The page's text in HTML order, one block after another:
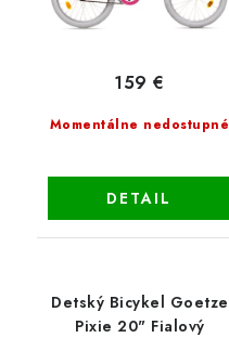
Momentálne nedostupné
159 €
DETAIL
Detský Bicykel Goetze
Pixie 20" Fialový